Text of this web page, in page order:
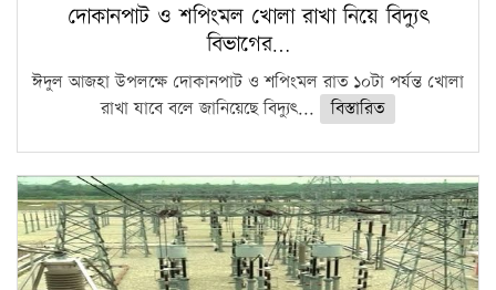
দোকানপাট ও শপিংমল খোলা রাখা নিয়ে বিদ্যুৎ
বিভাগের…
ঈদুল আজহা উপলক্ষে দোকানপাট ও শপিংমল রাত ১০টা পর্যন্ত খোলা
রাখা যাবে বলে জানিয়েছে বিদ্যুৎ...
বিস্তারিত